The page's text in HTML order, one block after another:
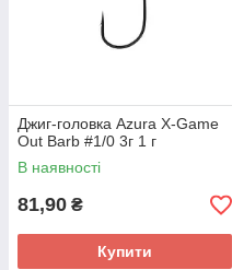
Джиг-головка Azura X-Game
Out Barb #1/0 3г 1 г
В наявності
81,90 ₴
Купити